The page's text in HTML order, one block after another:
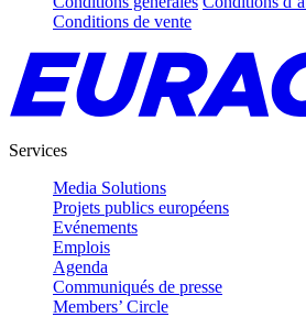
Conditions de vente
Services
Media Solutions
Projets publics européens
Evénements
Emplois
Agenda
Communiqués de presse
Members’ Circle